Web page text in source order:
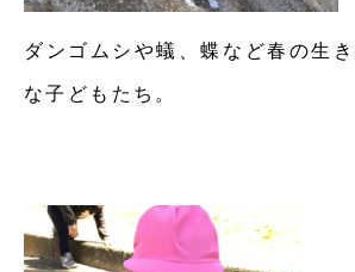
ダンゴムシや蟻、蝶など春の生
な子どもたち。